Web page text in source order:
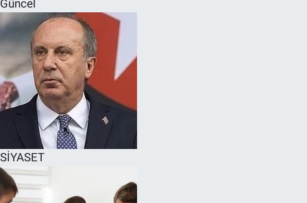
Güncel
SİYASET
SPOR
RESMİ İLANLAR